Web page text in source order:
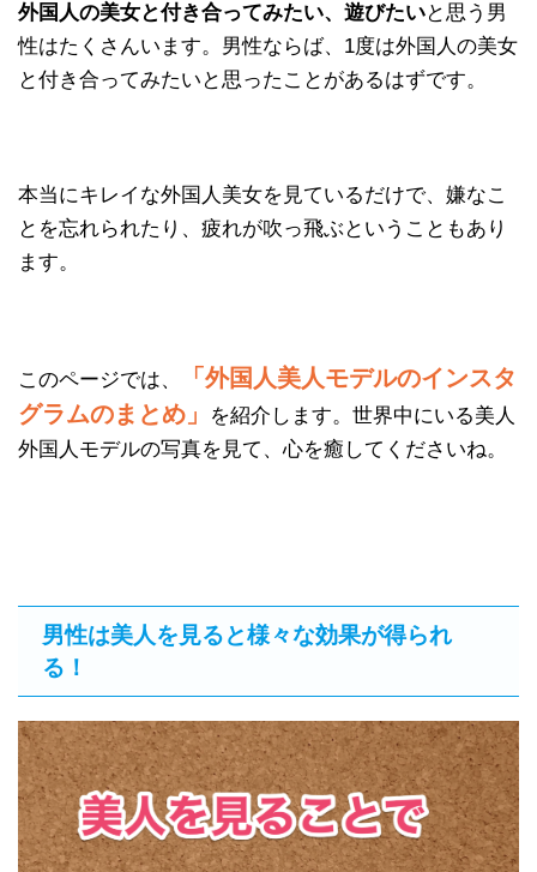
外国人の美女と付き合ってみたい、遊びたいと思う男
性はたくさんいます。男性ならば、1度は外国人の美女
と付き合ってみたいと思ったことがあるはずです。
本当にキレイな外国人美女を見ているだけで、嫌なこ
とを忘れられたり、疲れが吹っ飛ぶということもあり
ます。
このページでは、
「外国人美人モデルのインスタ
グラムのまとめ」
を紹介します。世界中にいる美人
外国人モデルの写真を見て、心を癒してくださいね。
男性は美人を見ると様々な効果が得られ
る！